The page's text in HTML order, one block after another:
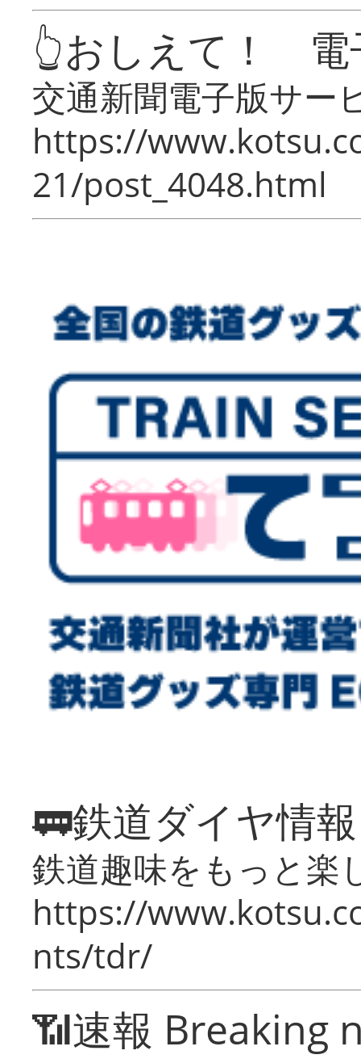
👆おしえて！ 電
交通新聞電子版サー
https://
21/post_4048.html
🚃鉄道ダイヤ情
鉄道趣味をもっと楽
https://
nts/tdr/
📶速報 Breaking